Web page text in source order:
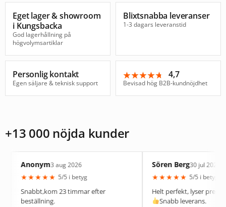
Eget lager & showroom
i Kungsbacka
God lagerhållning på
högvolymsartiklar
Blixtsnabba leveranser
1-3 dagars leveranstid
Personlig kontakt
Egen säljare & teknisk support
★★★★★
★★★★★ 4,7
Bevisad hög B2B-kundnöjdhet
+13 000 nöjda kunder
3 aug 2026
★ 5/5 i betyg
23 timmar efter
Sören Berg30 jul 2026
★ 5/5 i betyg
Helt perfekt, lyser precis som den
Snabb leverans.